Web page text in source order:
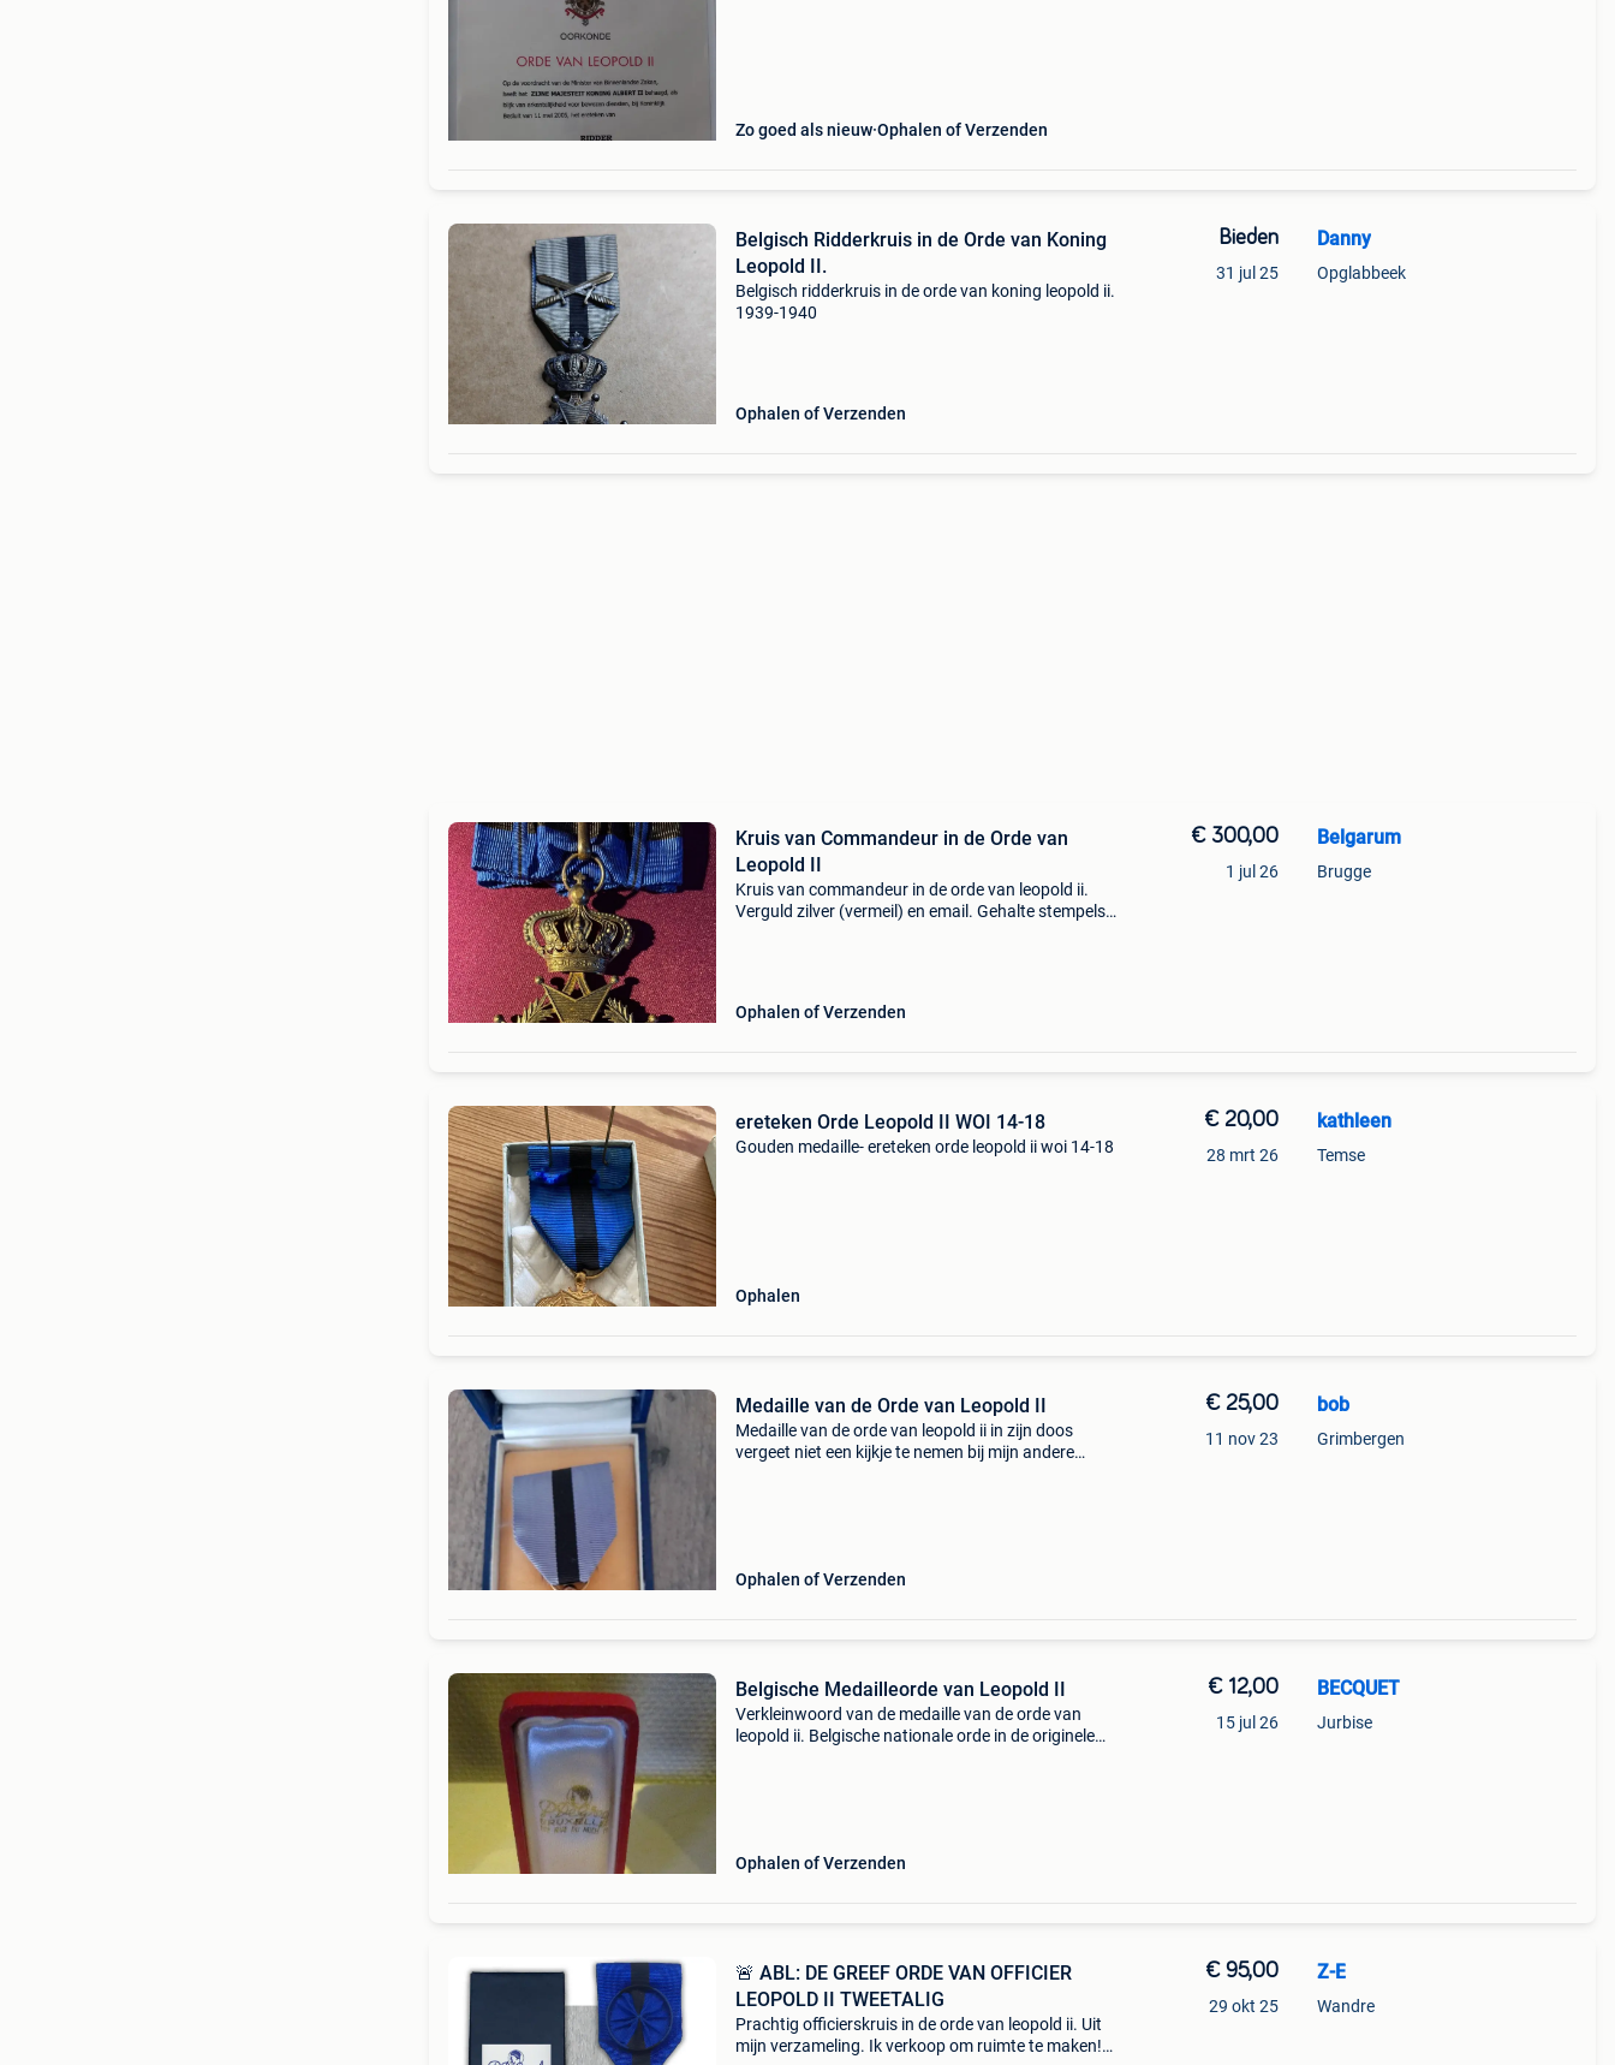
Zo goed als nieuw Ophalen of Verzenden
Belgisch Ridderkruis in de Orde van Koning
Leopold II.
Belgisch ridderkruis in de orde van koning leopold ii.
1939-1940
Ophalen of Verzenden
Bieden
31 jul 25
Danny
Opglabbeek
Kruis van Commandeur in de Orde van
Leopold II
Kruis van commandeur in de orde van leopold ii.
Verguld zilver (vermeil) en email. Gehalte stempels
Ophalen of Verzenden
€ 300,00
1 jul 26
Belgarum
Brugge
ereteken Orde Leopold II WOI 14-18
Gouden medaille- ereteken orde leopold ii woi 14-18
Ophalen
€ 20,00
28 mrt 26
kathleen
Temse
Medaille van de Orde van Leopold II
Medaille van de orde van leopold ii in zijn doos
vergeet niet een kijkje te nemen bij mijn andere
Ophalen of Verzenden
€ 25,00
11 nov 23
bob
Grimbergen
Belgische Medailleorde van Leopold II
Verkleinwoord van de medaille van de orde van
leopold ii. Belgische nationale orde in de originele
Ophalen of Verzenden
€ 12,00
15 jul 26
BECQUET
Jurbise
🚨 ABL: DE GREEF ORDE VAN OFFICIER
LEOPOLD II TWEETALIG
Prachtig officierskruis in de orde van leopold ii. Uit
mijn verzameling. Ik verkoop om ruimte te maken!
€ 95,00
29 okt 25
Z-E
Wandre